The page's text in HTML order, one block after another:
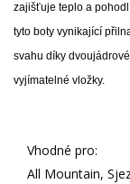
zajišťuje teplo a
tyto boty vynikající
svahu díky
vyjímatelné vložky.
Vhodné pro:
All Mountain,